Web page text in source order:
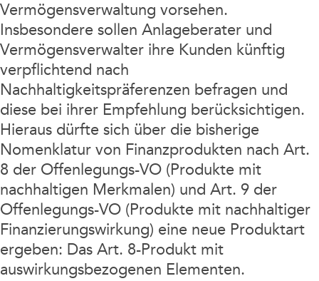
Unternehmen
Vermögensverwaltung vorsehen.
Insbesondere sollen Anlageberater und
Vermögensverwalter ihre Kunden künftig
verpflichtend nach
Nachhaltigkeitspräferenzen befragen und
diese bei ihrer Empfehlung berücksichtigen.
Hieraus dürfte sich über die bisherige
Nomenklatur von Finanzprodukten nach Art.
8 der Offenlegungs-VO (Produkte mit
nachhaltigen Merkmalen) und Art. 9 der
Offenlegungs-VO (Produkte mit nachhaltiger
Finanzierungswirkung) eine neue Produktart
ergeben: Das Art. 8-Produkt mit
auswirkungsbezogenen Elementen.